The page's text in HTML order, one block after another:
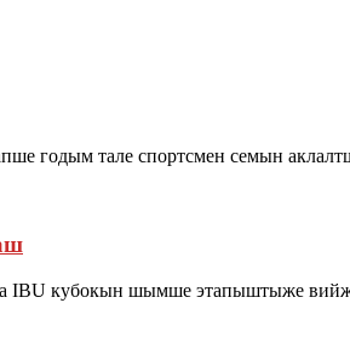
годым тале спортсмен семын
кубокын шымше этапыштыже